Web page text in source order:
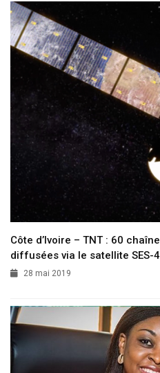
Côte d’Ivoire – TNT : 60
diffusées via le satellite SES-4
28 mai 2019